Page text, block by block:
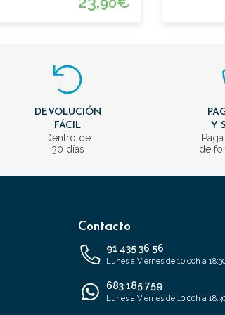
DEVOLUCIÓN
FÁCIL
Dentro de
30 días
Y
de
Contacto
91 435 36 56
Lunes a Viernes de 10:00h a
683 185 759
Lunes a Viernes de 10:00h a